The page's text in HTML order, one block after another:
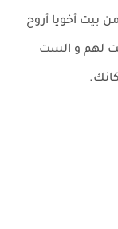
بيت أخويا أروح
لهم و الست